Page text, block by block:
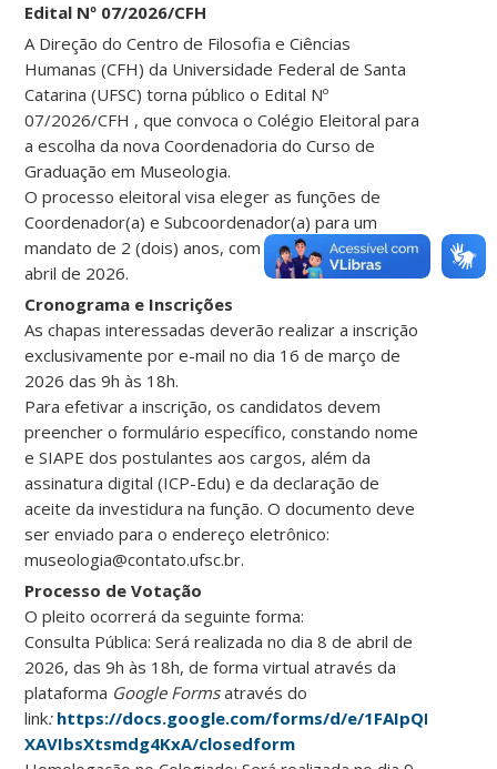
Edital Nº 07/2026/CFH
A Direção do Centro de Filosofia e Ciências
Humanas (CFH) da Universidade Federal de Santa
Catarina (UFSC) torna público o Edital Nº
07/2026/CFH , que convoca o Colégio Eleitoral para
a escolha da nova Coordenadoria do Curso de
Graduação em Museologia.
O processo eleitoral visa eleger as funções de
Coordenador(a) e Subcoordenador(a) para um
mandato de 2 (dois) anos, com início previsto para
abril de 2026.
Cronograma e Inscrições
As chapas interessadas deverão realizar a inscrição
exclusivamente por e-mail no dia 16 de março de
2026 das 9h às 18h.
Para efetivar a inscrição, os candidatos devem
preencher o formulário específico, constando nome
e SIAPE dos postulantes aos cargos, além da
assinatura digital (ICP-Edu) e da declaração de
aceite da investidura na função. O documento deve
ser enviado para o endereço eletrônico:
museologia@contato.ufsc.br.
Processo de Votação
O pleito ocorrerá da seguinte forma:
Consulta Pública: Será realizada no dia 8 de abril de
2026, das 9h às 18h, de forma virtual através da
plataforma Google Formsatravés do
link: https://docs.google.com/forms/d/e/
XAVIbsXtsmdg4KxA/closedform